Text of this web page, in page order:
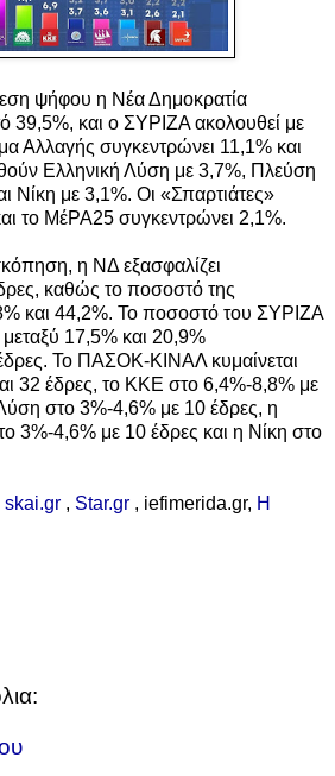
ψήφου η Νέα Δημοκρατία
39,5%, και ο ΣΥΡΙΖΑ ακολουθεί με
Αλλαγής συγκεντρώνει 11,1% και
Ελληνική Λύση με 3,7%, Πλεύση
Νίκη με 3,1%. Οι «Σπαρτιάτες»
το ΜέΡΑ25 συγκεντρώνει 2,1%.
η ΝΔ εξασφαλίζει
καθώς το ποσοστό της
και 44,2%. Το ποσοστό του ΣΥΡΙΖΑ
μεταξύ 17,5% και 20,9%
Το ΠΑΣΟΚ-ΚΙΝΑΛ κυμαίνεται
32 έδρες, το ΚΚΕ στο 6,4%-8,8% με
στο 3%-4,6% με 10 έδρες, η
3%-4,6% με 10 έδρες και η Νίκη στο
skai.gr , Star.gr , iefimerida.gr, Η